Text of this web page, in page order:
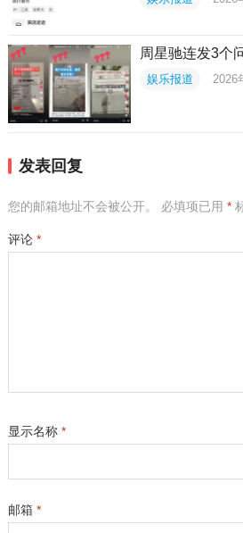
周星驰连发3个
娱乐报道 2026
发表回复
您的邮箱地址不会被公开。 必填项已用 *
评论 *
显示名称 *
邮箱 *